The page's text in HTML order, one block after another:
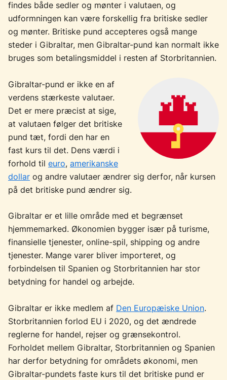
findes både sedler og mønter i valutaen, og
udformningen kan være forskellig fra britiske sedler
og mønter. Britiske pund accepteres også mange
steder i Gibraltar, men Gibraltar-pund kan normalt ikke
bruges som betalingsmiddel i resten af Storbritannien.
Gibraltar-pund er ikke en af
verdens stærkeste valutaer.
Det er mere præcist at sige,
at valutaen følger det britiske
pund tæt, fordi den har en
fast kurs til det. Dens værdi i
forhold til euro, amerikanske
dollar og andre valutaer ændrer sig derfor, når kursen
på det britiske pund ændrer sig.
Gibraltar er et lille område med et begrænset
hjemmemarked. Økonomien bygger især på turisme,
finansielle tjenester, online-spil, shipping og andre
tjenester. Mange varer bliver importeret, og
forbindelsen til Spanien og Storbritannien har stor
betydning for handel og arbejde.
Gibraltar er ikke medlem af Den Europæiske Union.
Storbritannien forlod EU i 2020, og det ændrede
reglerne for handel, rejser og grænsekontrol.
Forholdet mellem Gibraltar, Storbritannien og Spanien
har derfor betydning for områdets økonomi, men
Gibraltar-pundets faste kurs til det britiske pund er